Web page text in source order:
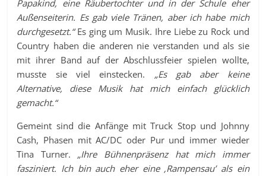
Papakind, eine Räubertochter und in der Schule eher
Außenseiterin. Es gab viele Tränen, aber ich habe mich
durchgesetzt.“Es ging um Musik. Ihre Liebe zu Rock und
Country haben die anderen nie verstanden und als sie
mit ihrer Band auf der Abschlussfeier spielen wollte,
musste sie viel einstecken. „Es gab aber keine
Alternative, diese Musik hat mich einfach glücklich
gemacht.“
Gemeint sind die Anfänge mit Truck Stop und Johnny
Cash, Phasen mit AC/DC oder Pur und immer wieder
Tina Turner. „Ihre Bühnenpräsenz hat mich immer
fasziniert. Ich bin auch eher eine ‚Rampensau’ als ein